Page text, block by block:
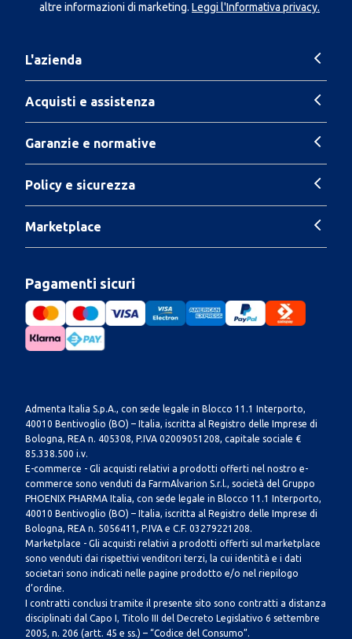
altre informazioni di marketing. Leggi l'Informativa privacy.
L'azienda
Acquisti e assistenza
Garanzie e normative
Policy e sicurezza
Marketplace
Pagamenti sicuri
Admenta Italia S.p.A., con sede legale in Blocco 11.1 Interporto,
40010 Bentivoglio (BO) – Italia, iscritta al Registro delle Imprese di
Bologna, REA n. 405308, P.IVA 02009051208, capitale sociale €
85.338.500 i.v.
E-commerce - Gli acquisti relativi a prodotti offerti nel nostro e-
commerce sono venduti da FarmAlvarion S.r.l., società del Gruppo
PHOENIX PHARMA Italia, con sede legale in Blocco 11.1 Interporto,
40010 Bentivoglio (BO) – Italia, iscritta al Registro delle Imprese di
Bologna, REA n. 5056411, P.IVA e C.F. 03279221208.
Marketplace - Gli acquisti relativi a prodotti offerti sul marketplace
sono venduti dai rispettivi venditori terzi, la cui identità e i dati
societari sono indicati nelle pagine prodotto e/o nel riepilogo
d’ordine.
I contratti conclusi tramite il presente sito sono contratti a distanza
disciplinati dal Capo I, Titolo III del Decreto Legislativo 6 settembre
2005, n. 206 (artt. 45 e ss.) – “Codice del Consumo”.